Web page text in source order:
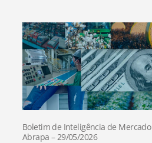
Boletim de Inteligência de Mercado
Abrapa – 29/05/2026